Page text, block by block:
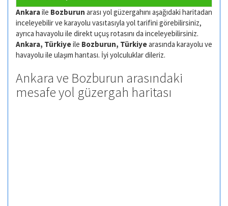
Ankaraile Bozburun arası yol güzergahını aşağıdaki haritadan
inceleyebilir ve karayolu vasıtasıyla yol tarifini görebilirsiniz,
ayrıca havayolu ile direkt uçuş rotasını da inceleyebilirsiniz.
Ankara, Türkiyeile Bozburun, Türkiyearasında karayolu ve
havayolu ile ulaşım harıtası. İyi yolculuklar dileriz.
Ankara ve Bozburun arasındaki
mesafe yol güzergah haritası